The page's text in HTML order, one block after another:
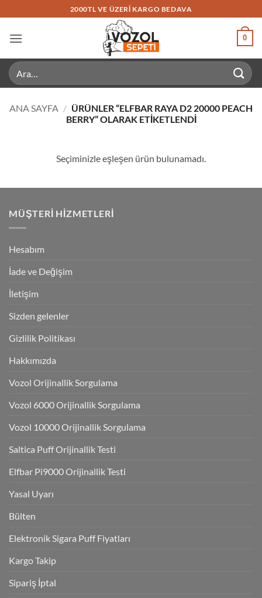
atla
2000TL VE ÜZERI KARGO BEDAVA
0
Ara:
ANA SAYFA / ÜRÜNLER “ELFBAR RAYA D2 20000 PEACH
BERRY” OLARAK ETIKETLENDI
Seçiminizle eşleşen ürün bulunamadı.
MÜŞTERI HIZMETLERI
Hesabım
İade ve Değişim
İletişim
Sizden gelenler
Gizlilik Politikası
Hakkımızda
Vozol Orijinallik Sorgulama
Vozol 6000 Orijinallik Sorgulama
Vozol 10000 Orijinallik Sorgulama
Saltica Puff Orijinallik Testi
Elfbar Pi9000 Orijinallik Testi
Yasal Uyarı
Bülten
Elektronik Sigara Puff Fiyatları
Kargo Takip
Sipariş İptal